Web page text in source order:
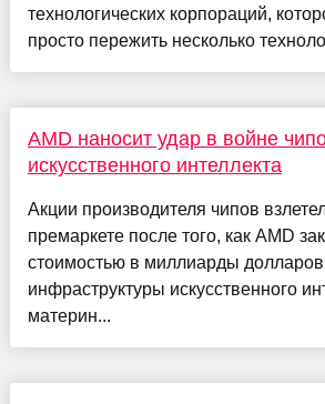
технологических корпораций,
просто пережить несколько
AMD наносит удар в войне
искусственного интеллекта
Акции производителя чипов
премаркете после того, как AMD
стоимостью в миллиарды
инфраструктуры искусственного
материн...